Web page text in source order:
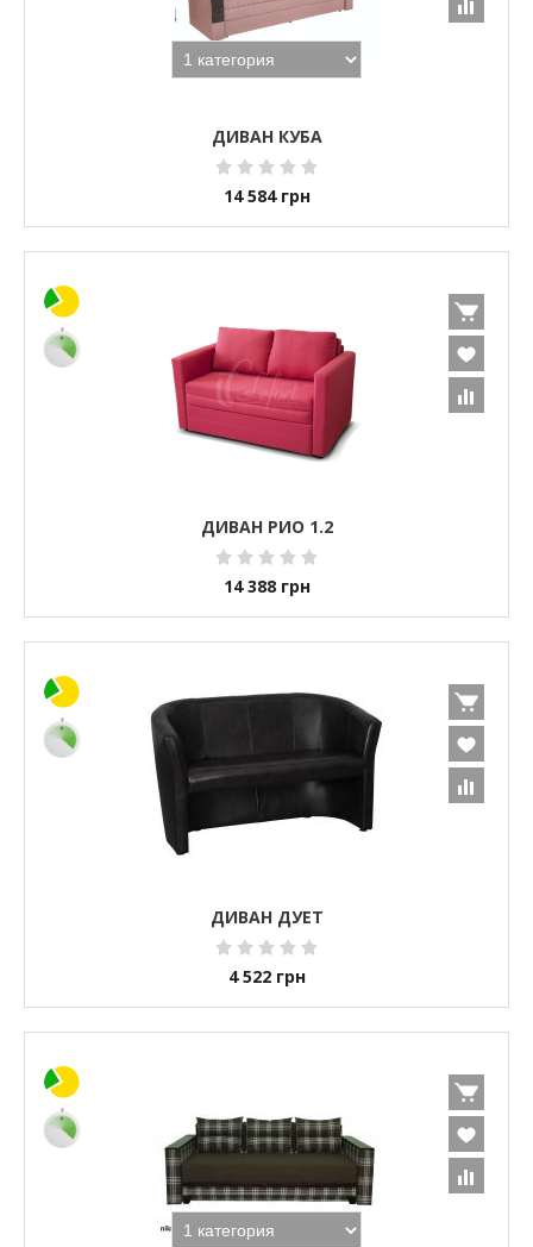
ДИВАН КУБА
14 584 грн
ДИВАН РИО 1.2
14 388 грн
ДИВАН ДУЕТ
4 522 грн